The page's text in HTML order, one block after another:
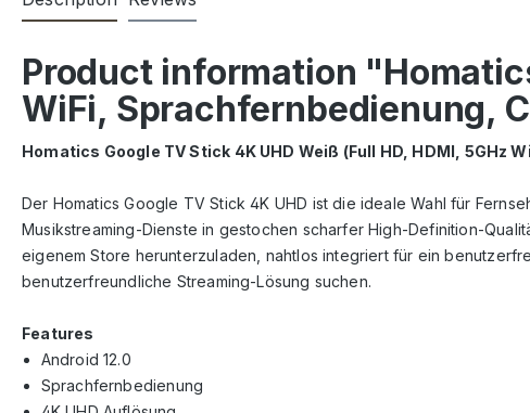
Product information
WiFi, Sprachfernbedienung,
Homatics Google TV Stick 4K UHD Weiß (Full HD, HDMI, 5GHz
Der Homatics Google TV Stick 4K UHD ist die ideale Wahl für
Musikstreaming-Dienste in gestochen scharfer High-Definition-
eigenem Store herunterzuladen, nahtlos integriert für ein
benutzerfreundliche Streaming-Lösung suchen.
Features
Android 12.0
Sprachfernbedienung